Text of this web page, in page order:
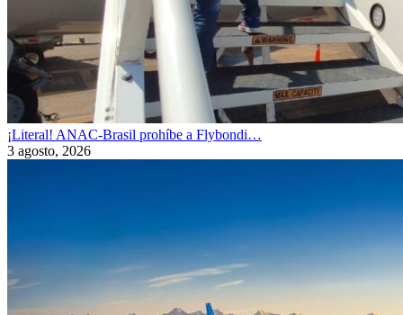
¡Literal! ANAC-Brasil prohíbe a Flybondi…
3 agosto, 2026